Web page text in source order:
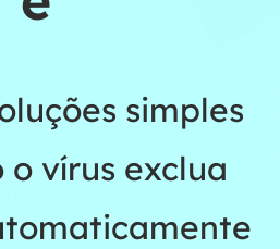
simples
o vírus exclua